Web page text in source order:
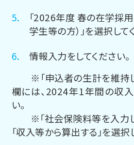
「2026年度 春の在学採用
学生等の方）」を選択して
情報入力をしてください。
※「申込者の生計を維持し
欄には、2024年1年間の収
い。
※「社会保険料等を入力し
「収入等から算出する」を選択